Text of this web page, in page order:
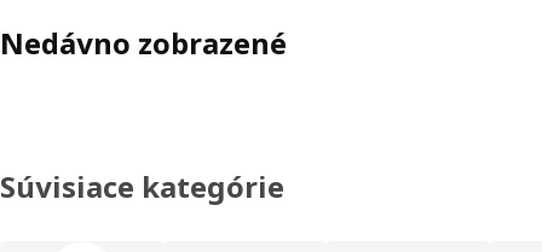
Nedávno zobrazené
Súvisiace kategórie